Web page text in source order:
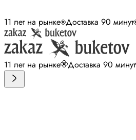
11 лет на рынке Доставка 90 минут
11 лет на рынке Доставка 90 минут